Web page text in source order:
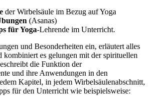
der Wirbelsäule im Bezug auf Yoga
(Asanas)
für Yoga-Lehrende im Unterricht.
und Besonderheiten ein, erläutert alles
kombiniert es gelungen mit der spirituellen
die Funktion der
und ihre Anwendungen in den
Kapitel, in jedem Wirbelsäulenabschnitt,
für den Unterricht wie beispielsweise: